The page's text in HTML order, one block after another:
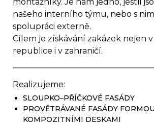
montážníky. Je nám jedno, jestli
našeho interního týmu, nebo s
spolupráci externě.
Cílem je získávání zakázek nejen v
republice i v zahraničí.
Realizujeme:
SLOUPKO–PŘÍČKOVÉ FASÁDY
PROVĚTRÁVANÉ FASÁDY
KOMPOZITNÍMI DESKAMI